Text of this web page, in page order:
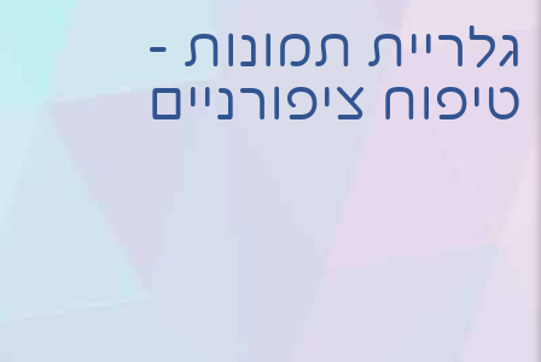
גלריית תמונות -
טיפוח ציפורניים